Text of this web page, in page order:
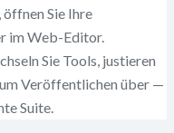
Sie Ihre
im Web-Editor.
Sie Tools, justieren
Veröffentlichen über —
Suite.